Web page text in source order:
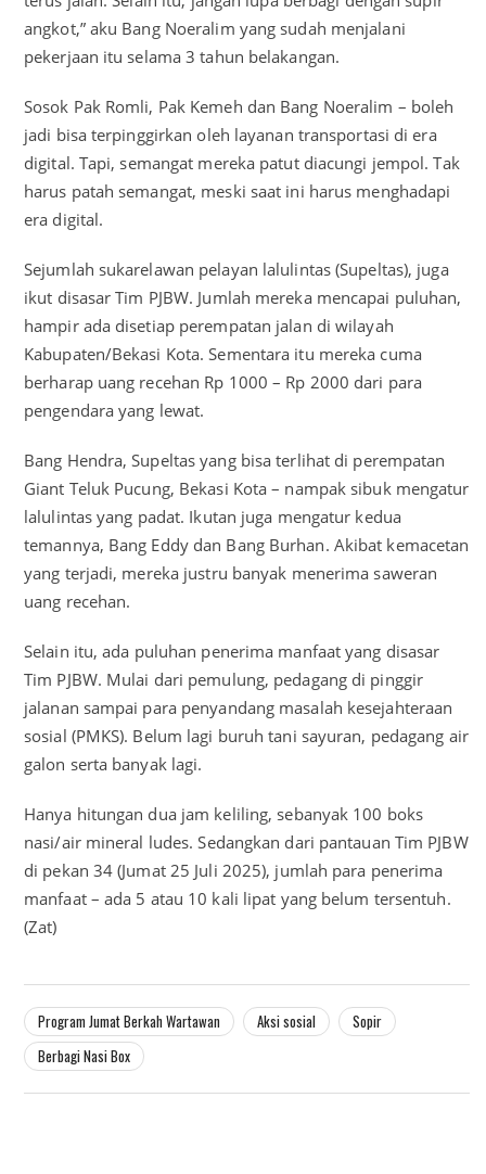
angkot,” aku Bang Noeralim yang sudah menjalani
pekerjaan itu selama 3 tahun belakangan.
Sosok Pak Romli, Pak Kemeh dan Bang Noeralim – boleh
jadi bisa terpinggirkan oleh layanan transportasi di era
digital. Tapi, semangat mereka patut diacungi jempol. Tak
harus patah semangat, meski saat ini harus menghadapi
era digital.
Sejumlah sukarelawan pelayan lalulintas (Supeltas), juga
ikut disasar Tim PJBW. Jumlah mereka mencapai puluhan,
hampir ada disetiap perempatan jalan di wilayah
Kabupaten/Bekasi Kota. Sementara itu mereka cuma
berharap uang recehan Rp 1000 – Rp 2000 dari para
pengendara yang lewat.
Bang Hendra, Supeltas yang bisa terlihat di perempatan
Giant Teluk Pucung, Bekasi Kota – nampak sibuk mengatur
lalulintas yang padat. Ikutan juga mengatur kedua
temannya, Bang Eddy dan Bang Burhan. Akibat kemacetan
yang terjadi, mereka justru banyak menerima saweran
uang recehan.
Selain itu, ada puluhan penerima manfaat yang disasar
Tim PJBW. Mulai dari pemulung, pedagang di pinggir
jalanan sampai para penyandang masalah kesejahteraan
sosial (PMKS). Belum lagi buruh tani sayuran, pedagang air
galon serta banyak lagi.
Hanya hitungan dua jam keliling, sebanyak 100 boks
nasi/air mineral ludes. Sedangkan dari pantauan Tim PJBW
di pekan 34 (Jumat 25 Juli 2025), jumlah para penerima
manfaat – ada 5 atau 10 kali lipat yang belum tersentuh.
(Zat)
Program Jumat Berkah Wartawan Aksi sosial
Sopir
Berbagi Nasi Box